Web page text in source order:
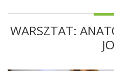
WARSZTAT: